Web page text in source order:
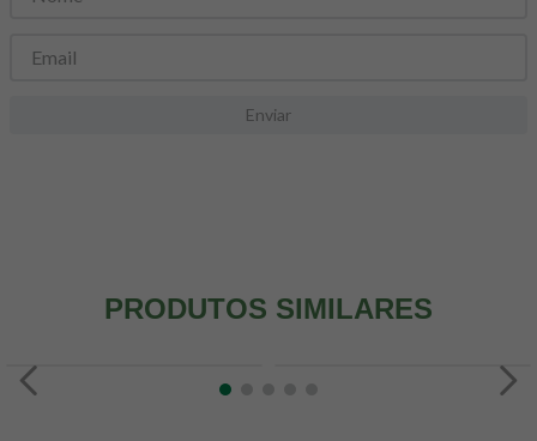
Enviar
PRODUTOS SIMILARES
8º snack proteico mundo verde
9 psyllium